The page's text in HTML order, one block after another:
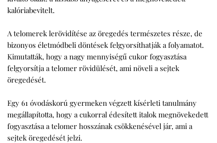
kalóriabevitelt.
A telomerek lerövidítése az öregedés természetes része, de
bizonyos életmódbeli döntések felgyorsíthatják a folyamatot.
Kimutatták, hogy a nagy mennyiségű cukor fogyasztása
felgyorsítja a telomer rövidülését, ami növeli a sejtek
öregedését.
Egy 61 óvodáskorú gyermeken végzett kísérleti tanulmány
megállapította, hogy a cukorral édesített italok megnövekedett
fogyasztása a telomer hosszának csökkenésével jár, ami a
sejtek öregedését jelzi.